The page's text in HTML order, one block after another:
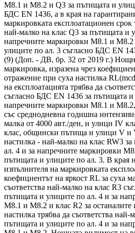
М8.1 и М8.2 и Q3 за пътищата и
БДС EN 1436, а в края на
маркировката експлоатационен срок
най-малко на клас Q3 за пътищата и
напречните маркировки М8.1 и М8.2
улиците по ал. 3 съгласно БДС EN
(9) (Доп. - ДВ, бр. 32 от 2019 г.)
маркировка, изразена чрез
отражение при суха настилка
на експлоатацията трябва да
съгласно БДС EN 1436 за пътищата и
напречните маркировки М8.1 и
със среднодневна годишна
малка от 4000 авт./ден, и улици IV
клас, общински пътища и улици V и
настилка - най-малко на клас RW3
ал. 4 и за напречните маркировки
пътищата и улиците по ал. 3. В края
изпълнителя на маркировката
коефициентът на яркост RL за суха
съответства най-малко на клас R3
пътищата и улиците по ал. 4 и за
М8.1 и М8.2 и клас R2 за
настилка трябва да съответства най-
пътищата и улиците по ал. 4 и за